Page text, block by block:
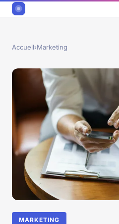
Accueil›Marketing
MARKETING